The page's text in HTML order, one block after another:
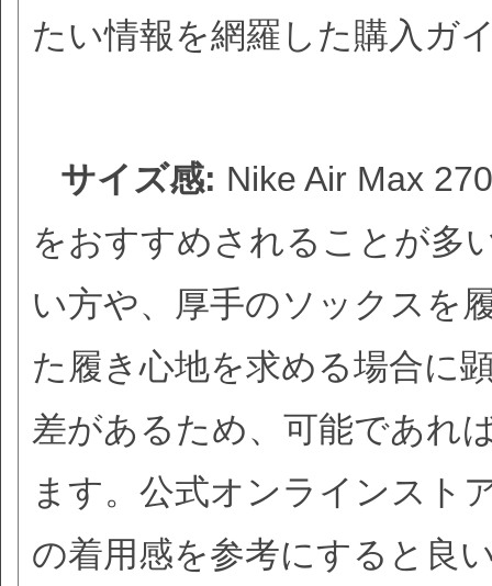
たい情報を網羅した購入ガ
サイズ感: Nike Air Max
をおすすめされることが多
い方や、厚手のソックスを
た履き心地を求める場合に
差があるため、可能であれ
ます。公式オンラインスト
の着用感を参考にすると良